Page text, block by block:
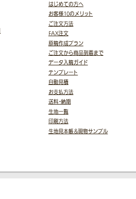
はじめての方へ
お客様10のメリット
ご注文方法
FAX注文
原稿作成プラン
ご注文から商品到着まで
データ入稿ガイド
テンプレート
自動見積
お支払方法
送料・納期
生地一覧
印刷方法
生地見本帳＆現物サンプル